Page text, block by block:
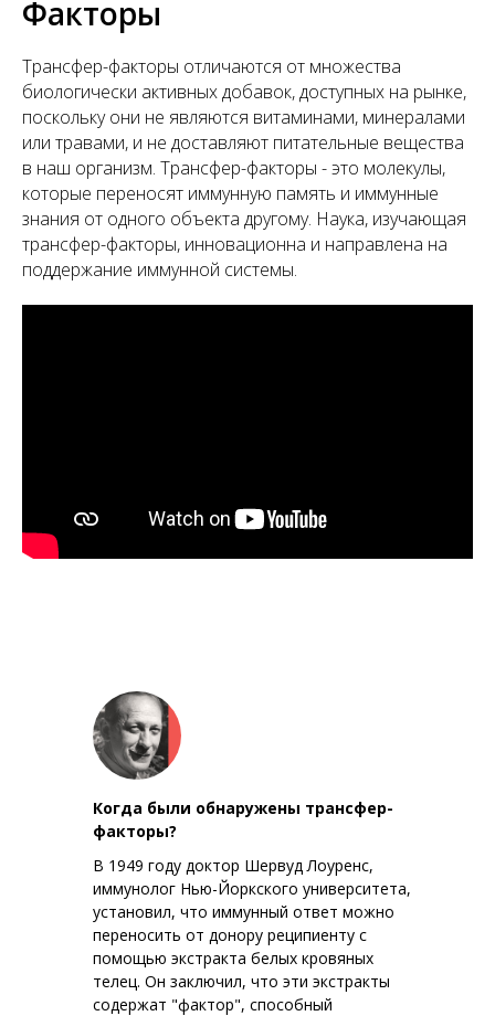
Факторы
Трансфер-факторы отличаются от множества
биологически активных добавок, доступных на рынке,
поскольку они не являются витаминами, минералами
или травами, и не доставляют питательные вещества
в наш организм. Трансфер-факторы - это молекулы,
которые переносят иммунную память и иммунные
знания от одного объекта другому. Наука, изучающая
трансфер-факторы, инновационна и направлена на
поддержание иммунной системы.
Когда были обнаружены трансфер-
факторы?
В 1949 году доктор Шервуд Лоуренс,
иммунолог Нью-Йоркского университета,
установил, что иммунный ответ можно
переносить от донору реципиенту с
помощью экстракта белых кровяных
телец. Он заключил, что эти экстракты
содержат "фактор", способный